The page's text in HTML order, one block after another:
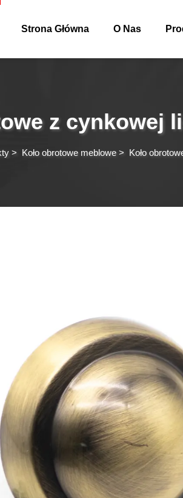
Strona Główna O Nas
z cynkowej
> Koło obrotowe meblowe > Koło